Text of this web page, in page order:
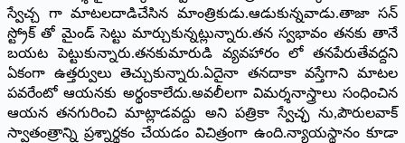
స్వేచ్చ గా మాటలదాడిచేసిన మాంత్రికుడు.ఆడుకున్నవాడు.తాజా సన్
స్ట్రోక్ తో మైండ్ సెట్టు మార్చుకున్నట్లున్నారు.తన స్వభావం తనకు తానే
బయట పెట్టుకున్నారు.తనకుమారుడి వ్యవహారం లో తనపేరుతేవద్దని
ఏకంగా ఉత్తర్వులు తెచ్చుకున్నారు.ఏదైనా తనదాకా వస్తేగాని మాటల
పవరేంటో ఆయనకు అర్థంకాలేదు.అవలీలగా విమర్శనాస్త్రాలు సంధించిన
ఆయన తనగురించి మాట్లాడవద్దు అని పత్రికా స్వేచ్ఛ ను,పౌరులవాక్
స్వాతంత్రాన్ని ప్రశ్నార్థకం చేయడం విచిత్రంగా ఉంది.న్యాయస్థానం కూడా